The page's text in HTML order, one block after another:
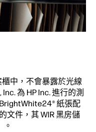
中，不會暴露於光線
為 HP Inc. 進行的測
紙張配
文件，其 WIR 黑房儲
。